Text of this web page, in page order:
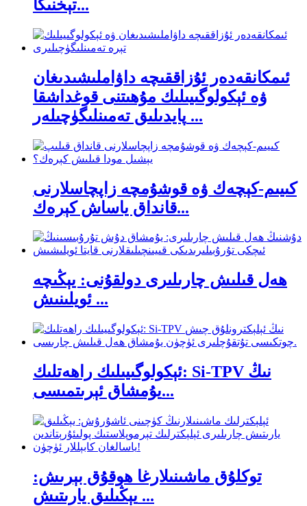
تېخنىكا...
ئىمكانقەدەر ئۇزاققىچە داۋاملىشىدىغان
ۋە ئېكولوگىيىلىك مۇھىتنى قوغداشقا
پايدىلىق تەمىنلىگۈچىلەر ...
كىيىم-كېچەك ۋە قوشۇمچە زاپچاسلارنى
قانداق ياساش كېرەك...
ھەل قىلىش چارىلىرى دولقۇنى: يېڭىچە
ئويلىنىش ...
ئېكولوگىيىلىك راھەتلىك: Si-TPV نىڭ
يۇمشاق ئېرىتمىسى...
توكلۇق ماشىنىلارغا ھوقۇق بېرىش:
يېڭىلىق يارىتىش ...